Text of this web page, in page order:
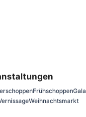
FrühschoppenGala
Weihnachtsmarkt